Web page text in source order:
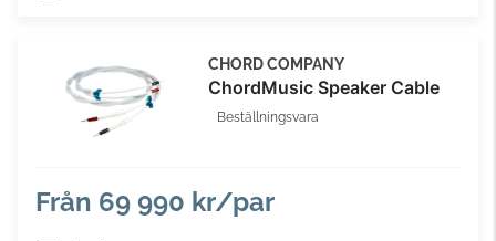
CHORD COMPANY
ChordMusic Speaker Cable
Beställningsvara
Från 69 990 kr/par